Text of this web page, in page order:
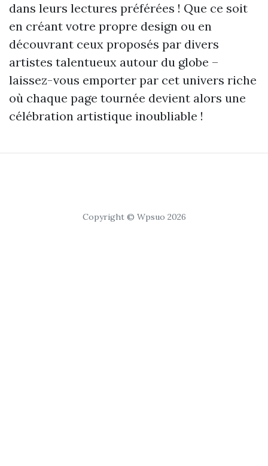
dans leurs lectures préférées ! Que ce soit
en créant votre propre design ou en
découvrant ceux proposés par divers
artistes talentueux autour du globe –
laissez-vous emporter par cet univers riche
où chaque page tournée devient alors une
célébration artistique inoubliable !
Copyright © Wpsuo 2026